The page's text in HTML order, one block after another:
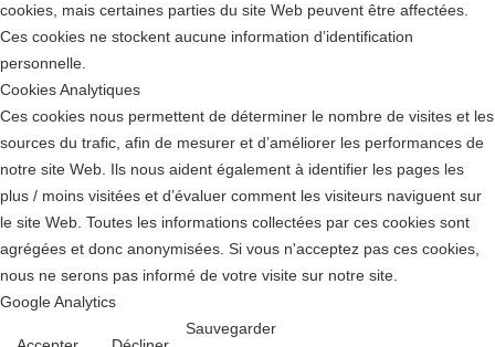
cookies, mais certaines parties du site Web peuvent être affectées.
Ces cookies ne stockent aucune information d’identification
personnelle.
Cookies Analytiques
Ces cookies nous permettent de déterminer le nombre de visites et les
sources du trafic, afin de mesurer et d’améliorer les performances de
notre site Web. Ils nous aident également à identifier les pages les
plus / moins visitées et d’évaluer comment les visiteurs naviguent sur
le site Web. Toutes les informations collectées par ces cookies sont
agrégées et donc anonymisées. Si vous n'acceptez pas ces cookies,
nous ne serons pas informé de votre visite sur notre site.
Google Analytics
Sauvegarder